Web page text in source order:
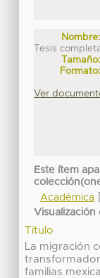
Nombre:
Tesis
Tamaño:
Formato:
Ver
Este ítem
Académica
Título
La migración
familias